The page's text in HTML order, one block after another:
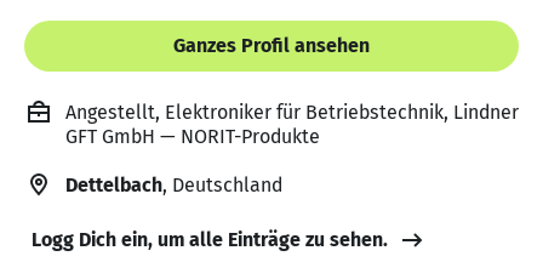
Ganzes Profil ansehen
Angestellt, Elektroniker für Betriebstechnik, Lindner
GFT GmbH — NORIT-Produkte
Dettelbach, Deutschland
Logg Dich ein, um alle Einträge zu sehen.